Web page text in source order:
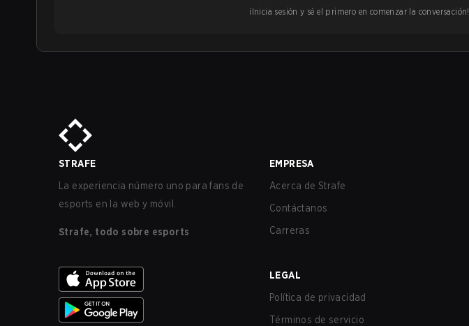
¡Inicia sesión y sé el primero en comenzar la conversación!
STRAFE
La experiencia número uno para fans de
esports en la web y móvil.
Strafe, todo sobre esports
EMPRESA
Acerca de Strafe
Contáctanos
Carreras
LEGAL
Política de privacidad
Términos de servicio